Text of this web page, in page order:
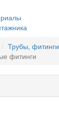
Трубы,
фитинги